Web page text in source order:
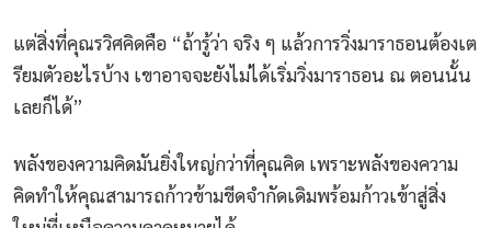
แต่สิ่งที่คุณรวิศคิดคือ “ถ้ารู้ว่า จริง ๆ แล้วการวิ่งมาราธอนต้องเต
รียมตัวอะไรบ้าง เขาอาจจะยังไม่ได้เริ่มวิ่งมาราธอน ณ ตอนนั้น
เลยก็ได้”
พลังของความคิดมันยิ่งใหญ่กว่าที่คุณคิด เพราะพลังของความ
คิดทำให้คุณสามารถก้าวข้ามขีดจำกัดเดิมพร้อมก้าวเข้าสู่สิ่ง